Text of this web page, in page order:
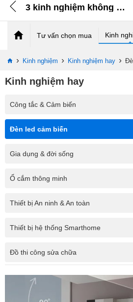
3 kinh nghiệm không phải nhà bán hàng nào cũng tư vấn cho bạn khi mua đèn LED cảm biến
Tư vấn chọn mua Kinh
› Kinh nghiệm › Kinh nghiệm hay ›
Kinh nghiệm hay
Công tắc & Cảm biến
Đèn led cảm biến
Gia dụng & đời sống
Ổ cắm thông minh
Thiết bị An ninh & An toàn
Thiết bị hệ thống Smarthome
Đồ thi công sửa chữa